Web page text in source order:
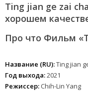
Ting jian ge zai
хорошем
Про что Фильм
Название (RU):Ting jian
Год выхода:2021
Режиссер: Chih-Lin Yang